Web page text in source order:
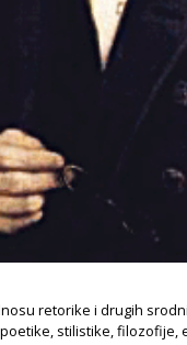
retorike i drugih
stilistike, filozofije,